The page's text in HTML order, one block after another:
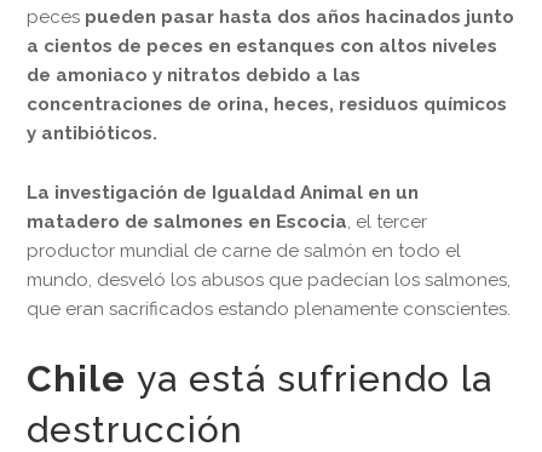
peces pueden pasar hasta dos años hacinados junto
a cientos de peces en estanques con altos niveles
de amoniaco y nitratos debido a las
concentraciones de orina, heces, residuos químicos
y antibióticos.
La investigación de Igualdad Animal en un
matadero de salmones en Escocia , el tercer
productor mundial de carne de salmón en todo el
mundo, desveló los abusos que padecían los salmones,
que eran sacrificados estando plenamente conscientes.
Chile ya está sufriendo la
destrucción